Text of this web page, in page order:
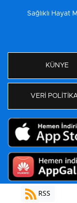
Sağlıklı Hayat
KÜNYE
VERİ
RSS